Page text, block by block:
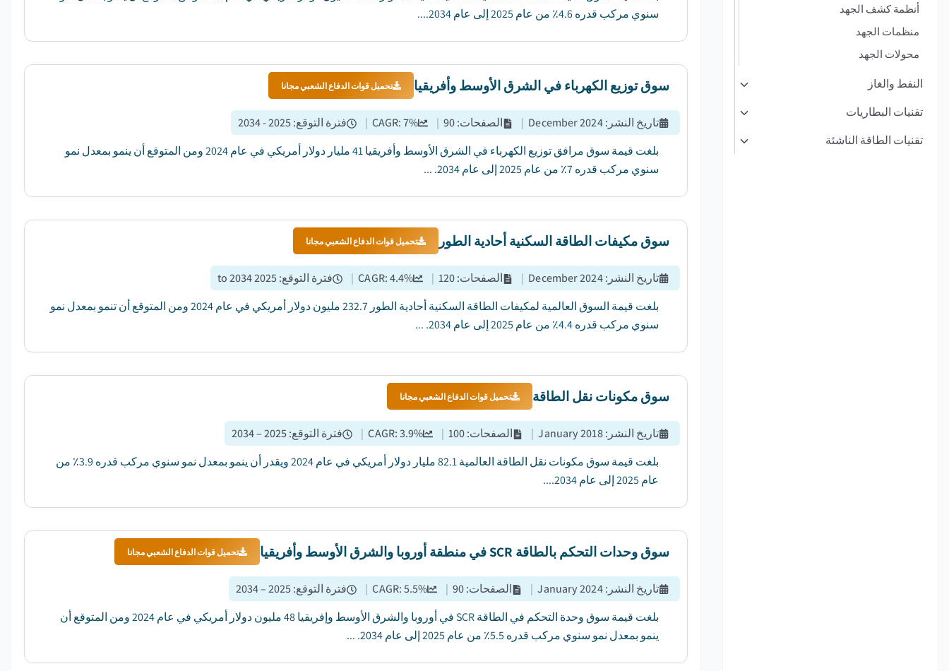
أنظمة كشف الجهد
منظمات الجهد
محولات الجهد
النفط والغاز
تقنيات البطاريات
تقنيات الطاقة الناشئة
سنوي مركب قدره 4.6٪ من عام 2025 إلى عام 2034....
سوق توزيع الكهرباء في الشرق الأوسط وأفريقيا تحميل قوات الدفاع الشعبي مجانا
تاريخ النشر :
December 2024
| الصفحات:
90
|
CAGR:7%
| فترة التوقع:
2025 - 2034
بلغت قيمة سوق مرافق توزيع الكهرباء في الشرق الأوسط وأفريقيا 41 مليار دولار أمريكي في عام 2024 ومن المتوقع أن ينمو بمعدل نمو
سنوي مركب قدره 7٪ من عام 2025 إلى عام 2034. ...
سوق مكيفات الطاقة السكنية أحادية الطور تحميل قوات الدفاع الشعبي مجانا
تاريخ النشر :
December 2024
| الصفحات:
120
|
CAGR:4.4%
| فترة التوقع:
2025 to 2034
بلغت قيمة السوق العالمية لمكيفات الطاقة السكنية أحادية الطور 232.7 مليون دولار أمريكي في عام 2024 ومن المتوقع أن تنمو بمعدل نمو
سنوي مركب قدره 4.4٪ من عام 2025 إلى عام 2034. ...
سوق مكونات نقل الطاقة تحميل قوات الدفاع الشعبي مجانا
تاريخ النشر :
January 2018
| الصفحات:
100
|
CAGR:3.9%
| فترة التوقع:
2025 – 2034
بلغت قيمة سوق مكونات نقل الطاقة العالمية 82.1 مليار دولار أمريكي في عام 2024 ويقدر أن ينمو بمعدل نمو سنوي مركب قدره 3.9٪ من
عام 2025 إلى عام 2034....
سوق وحدات التحكم بالطاقة SCR في منطقة أوروبا والشرق الأوسط وأفريقيا تحميل قوات الدفاع الشعبي مجانا
تاريخ النشر :
January 2024
| الصفحات:
90
|
CAGR:5.5%
| فترة التوقع:
2025 – 2034
بلغت قيمة سوق وحدة التحكم في الطاقة SCR في أوروبا والشرق الأوسط وإفريقيا 48 مليون دولار أمريكي في عام 2024 ومن المتوقع أن
ينمو بمعدل نمو سنوي مركب قدره 5.5٪ من عام 2025 إلى عام 2034. ...